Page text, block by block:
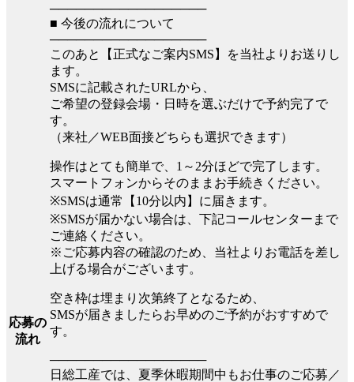
応募の
流れ
──────────────────
■ 今後の流れについて
──────────────────
このあと【正式なご案内SMS】を当社よりお送りし
ます。
SMSに記載されたURLから、
ご希望の登録会場・日時を選ぶだけで予約完了で
す。
（来社／WEB面接どちらも選択できます）
操作はとても簡単で、1～2分ほどで完了します。
スマートフォンからそのままお手続きください。
※SMSは通常【10分以内】に届きます。
※SMSが届かない場合は、下記コールセンターまで
ご連絡ください。
※ご応募内容の確認のため、当社よりお電話を差し
上げる場合がございます。
空き枠は埋まり次第終了となるため、
SMSが届きましたらお早めのご予約がおすすめで
す。
──────────────────
日総工産では、夏季休暇期間中もお仕事のご応募／